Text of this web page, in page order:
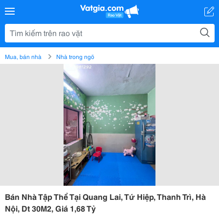
Mua, bán nhà Nhà trong ngõ
Bán Nhà Tập Thể Tại Quang Lai, Tứ Hiệp, Thanh Trì, Hà
Nội, Dt 30M2, Giá 1,68 Tỷ